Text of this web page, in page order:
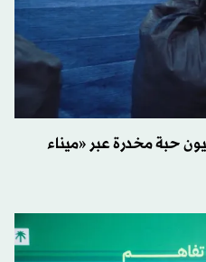
تُحبط تهريب 4.7 مليون حبة مخدرة عبر «ميناء